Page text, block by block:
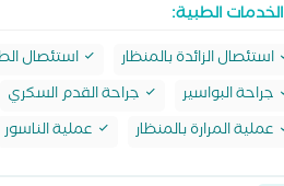
الخدمات الطبية:
استئصال الزائدة بالمنظار استئصال
جراحة البواسير
جراحة القدم السكري
عملية المرارة بالمنظار
عملية الناسور